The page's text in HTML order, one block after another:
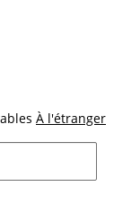
À l'étranger